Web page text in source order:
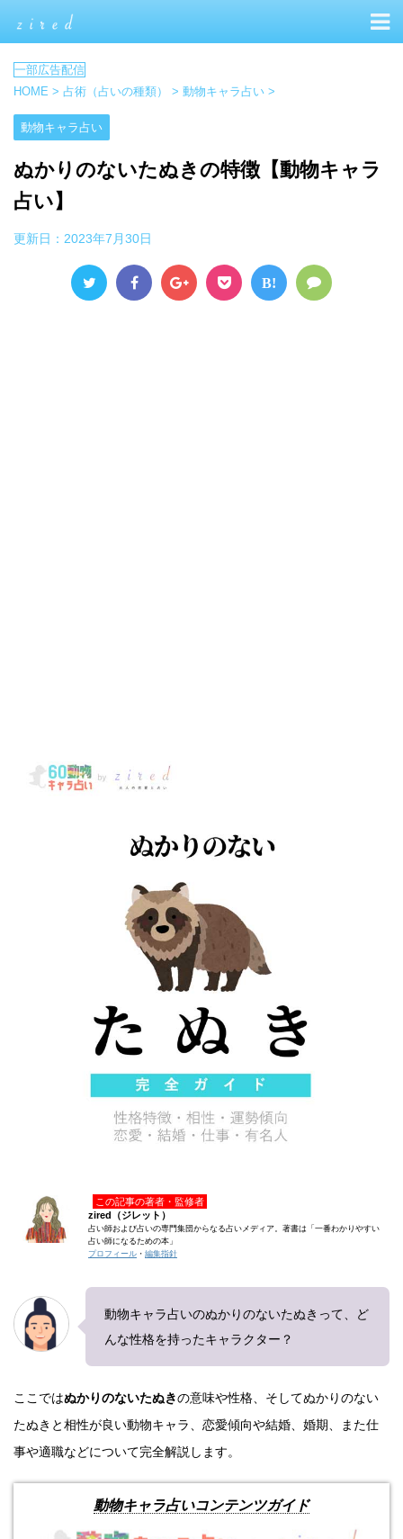
HOME > 占術（占いの種類） > 動物キャラ占い >
動物キャラ占い
ぬかりのないたぬきの特徴【動物キャラ
占い】
更新日： 2023年7月30日
B!
この記事の著者・監修者
zired（ジレット）
占い師および占いの専門集団からなる占いメディア。著書は「一番わかりやすい
占い師になるための本」
プロフィール ・ 編集指針
動物キャラ占いのぬかりのないたぬきって、ど
んな性格を持ったキャラクター？
ここではぬかりのないたぬきの意味や性格、そしてぬかりのない
たぬきと相性が良い動物キャラ、恋愛傾向や結婚、婚期、また仕
事や適職などについて完全解説します。
動物キャラ占いコンテンツガイド